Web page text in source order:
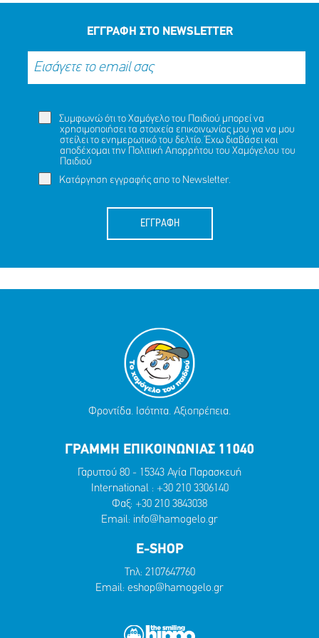
ΕΓΓΡΑΦΗ ΣΤΟ NEWSLETTER
Συμφωνώ ότι το Χαμόγελο του Παιδιού μπορεί να
χρησιμοποιήσει τα στοιχεία επικοινωνίας μου για να μου
στείλει το ενημερωτικό του δελτίο. Έχω διαβάσει και
αποδέχομαι την Πολιτική Απορρήτου του Χαμόγελου του
Παιδιού
Κατάργηση εγγραφής απο το Newsletter.
ΕΓΓΡΑΦΗ
Φροντίδα. Ισότητα. Αξιοπρέπεια.
ΓΡΑΜΜΗ ΕΠΙΚΟΙΝΩΝΙΑΣ 11040
Γαρυττού 80 - 15343 Αγία Παρασκευή
International : +30 210 3306140
Φαξ: +30 210 3843038
Email: info@hamogelo.gr
E-SHOP
Τηλ: 2107647760
Email: eshop@hamogelo.gr